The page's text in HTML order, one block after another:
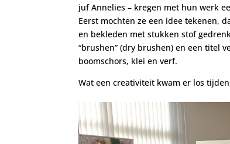
juf Annelies – kregen met hun werk
Eerst mochten ze een idee tekenen,
en bekleden met stukken stof
“brushen” (dry brushen) en een titel
boomschors, klei en verf.
Wat een creativiteit kwam er los